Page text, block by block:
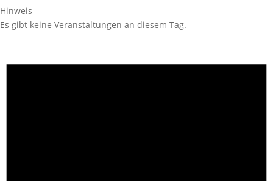
Hinweis
Es gibt keine Veranstaltungen an diesem Tag.